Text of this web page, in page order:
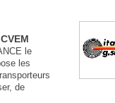
le
les
de